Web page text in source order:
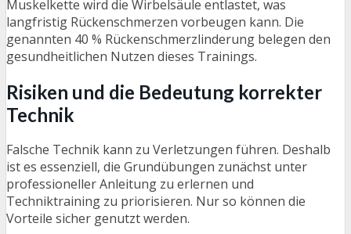
Muskelkette wird die Wirbelsäule entlastet, was
langfristig Rückenschmerzen vorbeugen kann. Die
genannten 40 % Rückenschmerzlinderung belegen den
gesundheitlichen Nutzen dieses Trainings.
Risiken und die Bedeutung korrekter
Technik
Falsche Technik kann zu Verletzungen führen. Deshalb
ist es essenziell, die Grundübungen zunächst unter
professioneller Anleitung zu erlernen und
Techniktraining zu priorisieren. Nur so können die
Vorteile sicher genutzt werden.